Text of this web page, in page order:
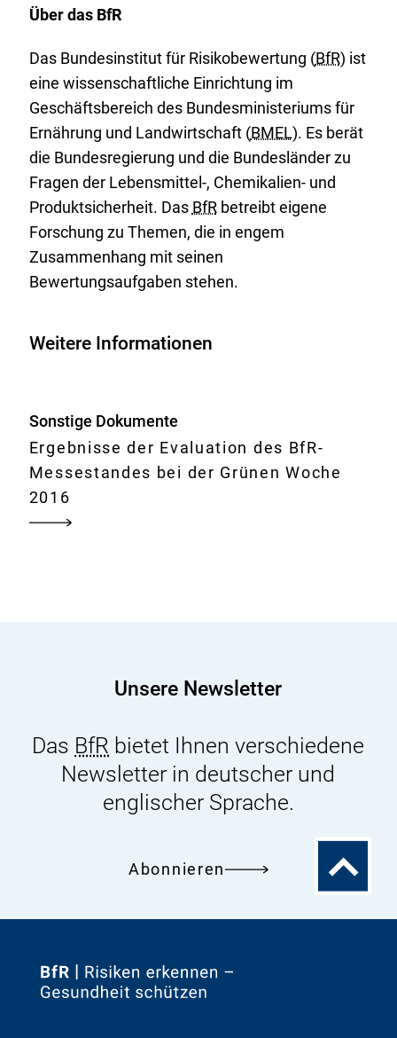
t
r
n
e
r
L
i
n
k
:
Über das BfR
Das Bundesinstitut für Risikobewertung (BfR) ist
eine wissenschaftliche Einrichtung im
Geschäftsbereich des Bundesministeriums für
Ernährung und Landwirtschaft (BMEL). Es berät
die Bundesregierung und die Bundesländer zu
Fragen der Lebensmittel-, Chemikalien- und
Produktsicherheit. Das BfRbetreibt eigene
Forschung zu Themen, die in engem
Zusammenhang mit seinen
Bewertungsaufgaben stehen.
Weitere Informationen
Sonstige Dokumente
Ergebnisse der Evaluation des BfR-
Messestandes bei der Grünen Woche
2016
Unsere Newsletter
Das BfR bietet Ihnen verschiedene
Newsletter in deutscher und
englischer Sprache.
Abonnieren
Zum
Zur